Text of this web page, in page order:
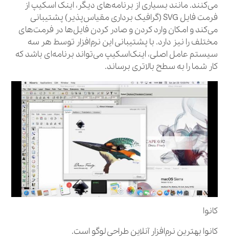
می‌کنند. مانند بسیاری از برنامه‌های دیگر، اینک اسکیپ از
فرمت فایل SVG (گرافیک برداری مقیاس‌پذیر) پشتیبانی
می‌کند و امکان وارد کردن و صادر کردن فایل‌ها در فرمت‌های
مختلف را نیز دارد. با پشتیبانی این نرم‌افزار توسط هر سه
سیستم عامل اصلی، اینک‌اسکیپ می‌تواند برنامه‌ای باشد که
کار شما را به سطح بالاتری برساند.
کانوا
کانوا بهترین نرم‌افزار آنلاین طراحی لوگو است.